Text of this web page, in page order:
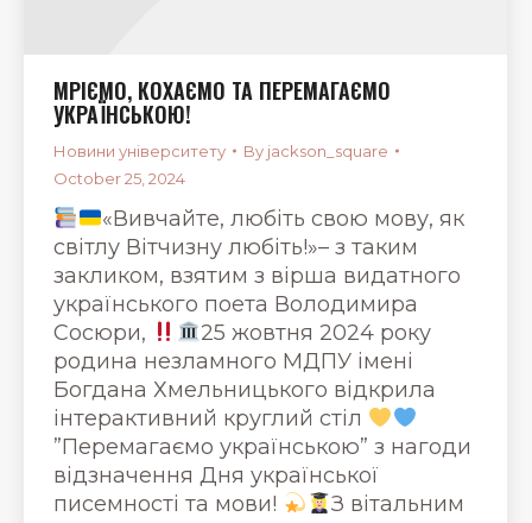
МРІЄМО, КОХАЄМО ТА ПЕРЕМАГАЄМО
УКРАЇНСЬКОЮ!
Новини університету By jackson_square
October 25, 2024
«Вивчайте, любіть свою мову, як
світлу Вітчизну любіть!»– з таким
закликом, взятим з вірша видатного
українського поета Володимира
Сосюри,
25 жовтня 2024 року
родина незламного МДПУ імені
Богдана Хмельницького відкрила
інтерактивний круглий стіл
”Перемагаємо українською” з нагоди
відзначення Дня української
писемності та мови!
З вітальним